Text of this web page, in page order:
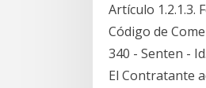
Artículo 1.2.1.3.
Código de
340 - Senten -
El Contratante